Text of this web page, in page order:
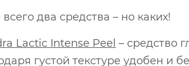
два средства – но каких!
Lactic Intense Peel – средство
густой текстуре удобен и